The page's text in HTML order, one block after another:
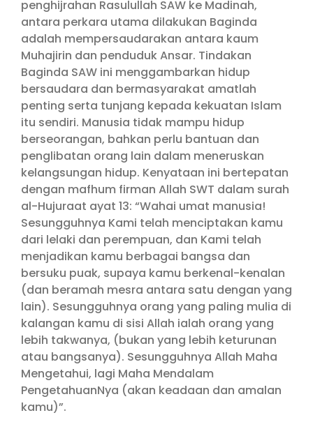
penghijrahan Rasulullah SAW ke Madinah,
antara perkara utama dilakukan Baginda
adalah mempersaudarakan antara kaum
Muhajirin dan penduduk Ansar. Tindakan
Baginda SAW ini menggambarkan hidup
bersaudara dan bermasyarakat amatlah
penting serta tunjang kepada kekuatan Islam
itu sendiri. Manusia tidak mampu hidup
berseorangan, bahkan perlu bantuan dan
penglibatan orang lain dalam meneruskan
kelangsungan hidup. Kenyataan ini bertepatan
dengan mafhum firman Allah SWT dalam surah
al-Hujuraat ayat 13: “Wahai umat manusia!
Sesungguhnya Kami telah menciptakan kamu
dari lelaki dan perempuan, dan Kami telah
menjadikan kamu berbagai bangsa dan
bersuku puak, supaya kamu berkenal-kenalan
(dan beramah mesra antara satu dengan yang
lain). Sesungguhnya orang yang paling mulia di
kalangan kamu di sisi Allah ialah orang yang
lebih takwanya, (bukan yang lebih keturunan
atau bangsanya). Sesungguhnya Allah Maha
Mengetahui, lagi Maha Mendalam
PengetahuanNya (akan keadaan dan amalan
kamu)”.